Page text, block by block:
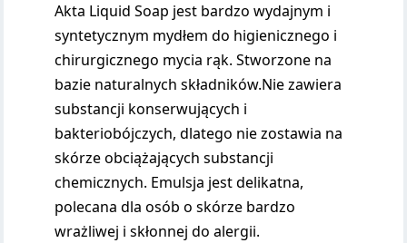
Akta Liquid Soap jest bardzo wydajnym i
syntetycznym mydłem do higienicznego i
chirurgicznego mycia rąk. Stworzone na
bazie naturalnych składników.Nie zawiera
substancji konserwujących i
bakteriobójczych, dlatego nie zostawia na
skórze obciążających substancji
chemicznych. Emulsja jest delikatna,
polecana dla osób o skórze bardzo
wrażliwej i skłonnej do alergii.